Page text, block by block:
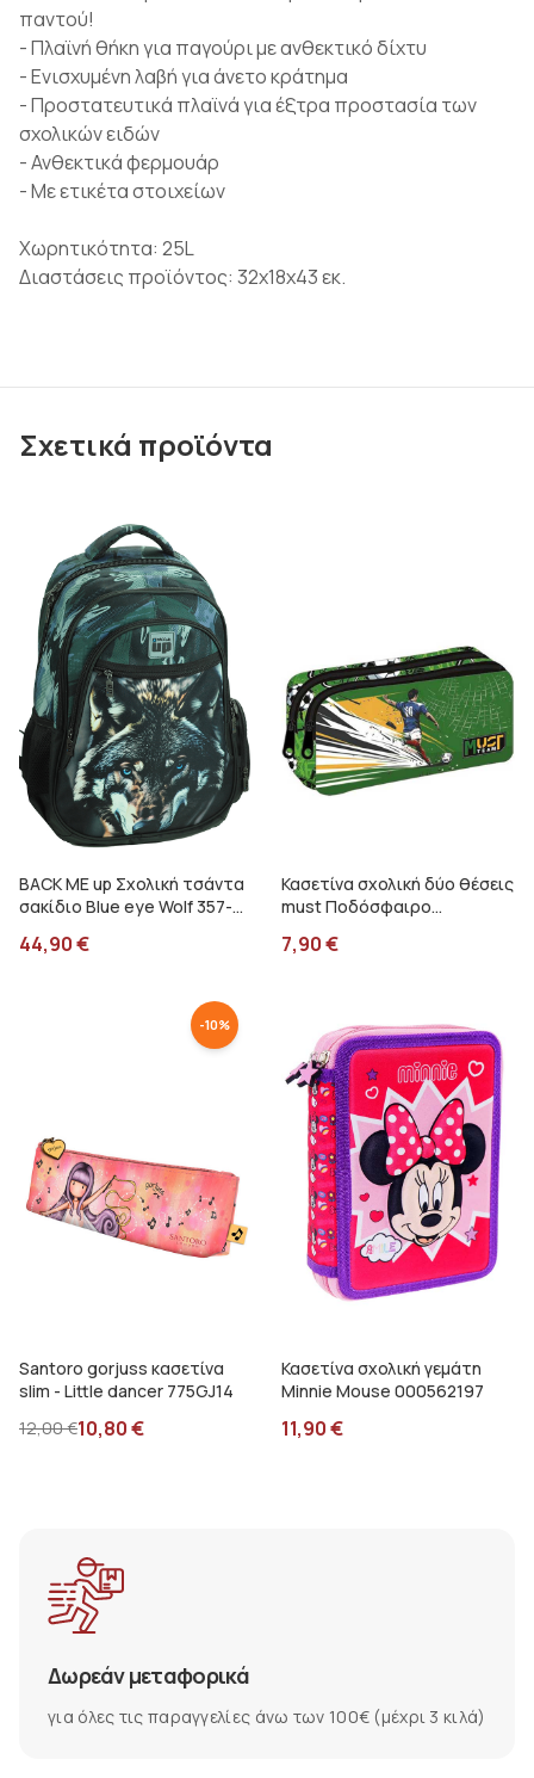
παντού!
- Πλαϊνή θήκη για παγούρι με ανθεκτικό δίχτυ
- Ενισχυμένη λαβή για άνετο κράτημα
- Προστατευτικά πλαϊνά για έξτρα προστασία των
σχολικών ειδών
- Ανθεκτικά φερμουάρ
- Με ετικέτα στοιχείων
Χωρητικότητα: 25L
Διαστάσεις προϊόντος: 32x18x43 εκ.
Σχετικά προϊόντα
BACK ME up Σχολική τσάντα
σακίδιο Blue eye Wolf 357-
44,90€
Κασετίνα σχολική δύο θέσεις
must Ποδόσφαιρο
7,90€
-10%
Santoro gorjuss κασετίνα
slim - Little dancer 775GJ14
12,00€10,80€
Κασετίνα σχολική γεμάτη
Minnie Mouse 000562197
11,90€
Δωρεάν μεταφορικά
για όλες τις παραγγελίες άνω των 100€ (μέχρι 3 κιλά)